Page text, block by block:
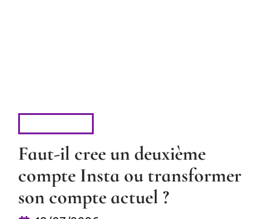
Faut-il cree un deuxième
compte Insta ou transformer
son compte actuel ?